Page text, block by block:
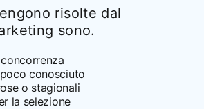
risolte dal
sono.
conosciuto
o stagionali
la selezione